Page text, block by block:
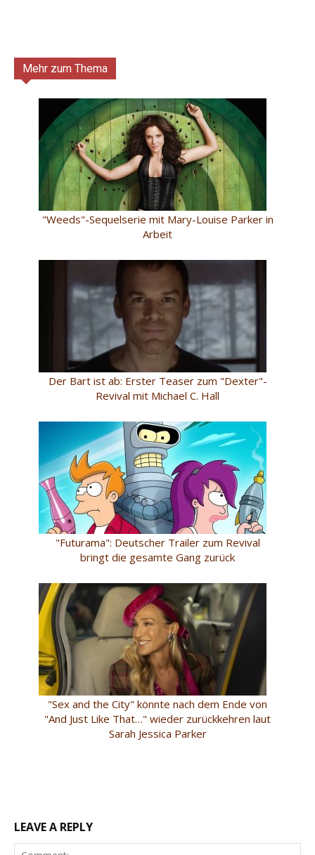
Mehr zum Thema
"Weeds"-Sequelserie mit Mary-Louise Parker in
Arbeit
Der Bart ist ab: Erster Teaser zum "Dexter"-
Revival mit Michael C. Hall
"Futurama": Deutscher Trailer zum Revival
bringt die gesamte Gang zurück
"Sex and the City" könnte nach dem Ende von
"And Just Like That…" wieder zurückkehren laut
Sarah Jessica Parker
LEAVE A REPLY